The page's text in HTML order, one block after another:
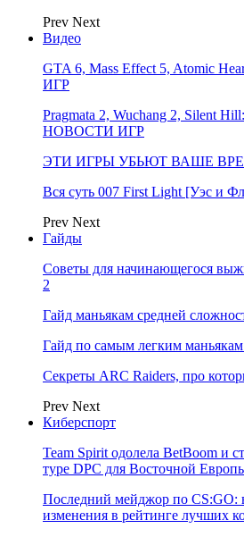
Prev Next
Видео
GTA 6, Mass Effect 5, Atomic
ИГР
Pragmata 2, Wuchang 2, Silent
НОВОСТИ ИГР
ЭТИ ИГРЫ УБЬЮТ ВАШЕ
Вся суть 007 First Light [Уэс и
Prev Next
Гайды
Советы для начинающегося
2
Гайд маньякам средней
Гайд по самым легким
Секреты ARC Raiders, про
Prev Next
Киберспорт
Team Spirit одолела BetBoom и
туре DPC для Восточной
Последний мейджор по CS:GO:
изменения в рейтинге лучших